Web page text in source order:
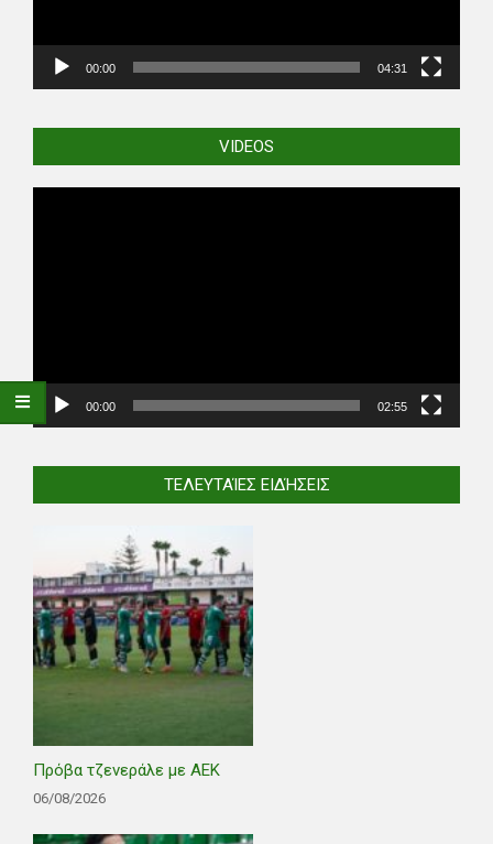
00:00 04:31
VIDEOS
00:00 02:55
ΤΕΛΕΥΤΑΊΕΣ ΕΙΔΉΣΕΙΣ
Πρόβα τζενεράλε με ΑΕΚ
06/08/2026